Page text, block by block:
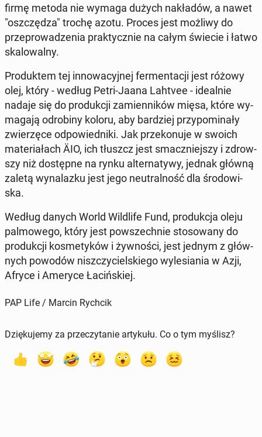
firmę metoda nie wymaga dużych na­kła­dów, a nawet
"oszczę­dza" trochę azotu. Proces jest możliwy do
prze­pro­wa­dze­nia prak­tycz­nie na całym świecie i łatwo
ska­lo­wal­ny.
Pro­duk­tem tej in­no­wa­cyj­nej fer­men­ta­cji jest różowy
olej, który - według Petri-Jaana Lahtvee - ide­al­nie
nadaje się do pro­duk­cji za­mien­ni­ków mięsa, które wy­
ma­ga­ją odro­bi­ny koloru, aby bar­dziej przy­po­mi­na­ły
zwie­rzę­ce od­po­wied­ni­ki. Jak prze­ko­nu­je w swoich
ma­te­ria­łach ÄIO, ich tłuszcz jest smacz­niej­szy i zdrow­
szy niż do­stęp­ne na rynku al­ter­na­ty­wy, jednak główną
zaletą wy­na­laz­ku jest jego neu­tral­ność dla śro­do­wi­
ska.
Według danych World Wil­dli­fe Fund, pro­duk­cja oleju
pal­mo­we­go, który jest po­wszech­nie sto­so­wa­ny do
pro­duk­cji ko­sme­ty­ków i żyw­no­ści, jest jednym z głów­
nych powodów nisz­czy­ciel­skie­go wy­le­sia­nia w Azji,
Afryce i Ameryce Ła­ciń­skiej.
PAP Life / Marcin Rychcik
Dziękujemy za przeczytanie artykułu. Co o tym myślisz?